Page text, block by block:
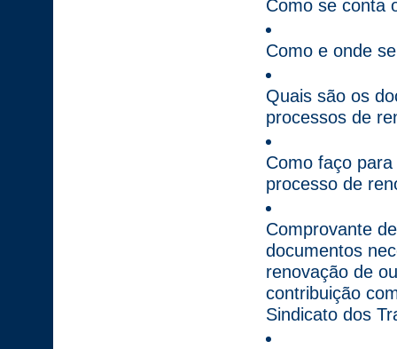
Como se conta
Como e onde
Quais são os
processos de
Como faço
processo de
Comprovante
documentos
renovação de
contribuição
Sindicato dos